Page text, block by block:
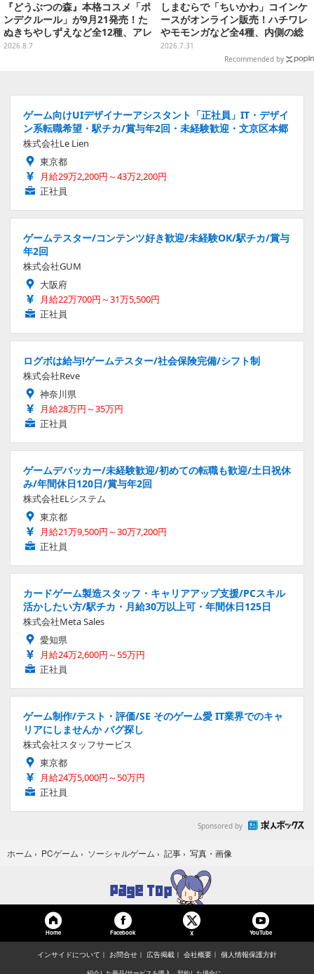
『どうぶつの森』本格コスメ「ポ
ンデクルール」が9月21発売！た
ぬきちやしずえなど全12種、アレ
ンジできるリアクションシールも
2026.8.7
しまむらで「ちいかわ」コインケ
ースがオンライン販売！ハチワレ
やモモンガなど全4種、内側の総
柄デザインも注目
2026.7.31
Recommended by
ゲーム向けUIデザイナーアシスタント「正社員」IT・デザイ
ン系転職希望・駅チカ/賞与年2回・未経験歓迎・文京区本郷
株式会社Le Lien
東京都
月給29万2,200円～43万2,200円
正社員
ゲームテスター/コンテンツ好き歓迎/未経験OK/駅チカ/賞与
年2回
株式会社GUM
大阪府
月給22万700円～31万5,500円
正社員
ログボは給与!ゲームテスター/社会保険完備/シフト制
株式会社Reve
神奈川県
月給28万円～35万円
正社員
ゲームデバッカー/未経験歓迎/初めての転職も歓迎/土日祝休
み/年間休日120日/賞与年2回
株式会社ELシステム
東京都
月給21万9,500円～30万7,200円
正社員
カードゲーム製造スタッフ・キャリアアップ支援/PCスキル
活かしたい方/駅チカ・月給30万以上可・年間休日125日
株式会社Meta Sales
愛知県
月給24万2,600円～55万円
正社員
ゲーム制作/テスト・評価/SE そのゲーム愛 IT業界でのキャ
リアにしませんか バグ探し
株式会社スタッフサービス
東京都
月給24万5,000円～50万円
正社員
Sponsored by
ホーム › PCゲーム › ソーシャルゲーム › 記事 › 写真・画像
Home Facebook X YouTube
インサイドについて お問合せ 広告掲載 会社概要 個人情報保護方針